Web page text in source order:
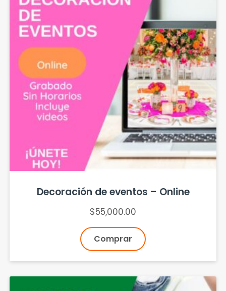
Decoración de eventos – Online
$55,000.00
Comprar